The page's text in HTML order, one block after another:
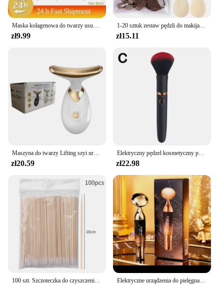
Maska kolagenowa do twarzy usuń zmarszczki łatka mocne podnoszenie zwiotczenie zanika drobne linie kwas hialuronowy nawilżający gładka pielęgnacja urody
zł9.99
1-20 sztuk zestaw pędzli do makijażu cień do powiek podkład róż rozświetlacz korektor kobiece narzędzie kosmetyczne Puffs gąbki kosmetyczne puszki na kciuki
zł15.11
zł20.59
Elektryczny pędzel kosmetyczny podkład róż do policzków sypki pędzel do pudru przybory kosmetyczne zmywalne wibracje akumulatorowe pędzle do makijażu
zł22.98
Elektryczne urządzenia do pielęgnacji twarzy Lifting twarzy Przeciwzmarszczkowy masaż twarzy i oczu z kremem do twarzy Introducer Pielęgnacja odmładzania skóry